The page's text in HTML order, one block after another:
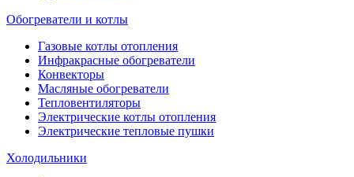
Обогреватели и котлы
Газовые котлы отопления
Инфракрасные обогреватели
Конвекторы
Масляные обогреватели
Тепловентиляторы
Электрические котлы отопления
Электрические тепловые пушки
Холодильники